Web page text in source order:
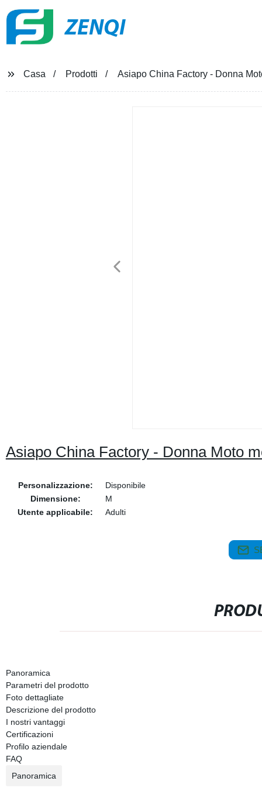
ZENQI
Casa Prodotti Asiapo China Factory - Donna
Asiapo China Factory - Donna Moto
Personalizzazione:
Disponibile
Dimensione:
M
Utente applicabile:
Adulti
Panoramica
Parametri del prodotto
Foto dettagliate
Descrizione del prodotto
I nostri vantaggi
Certificazioni
Profilo aziendale
FAQ
Panoramica